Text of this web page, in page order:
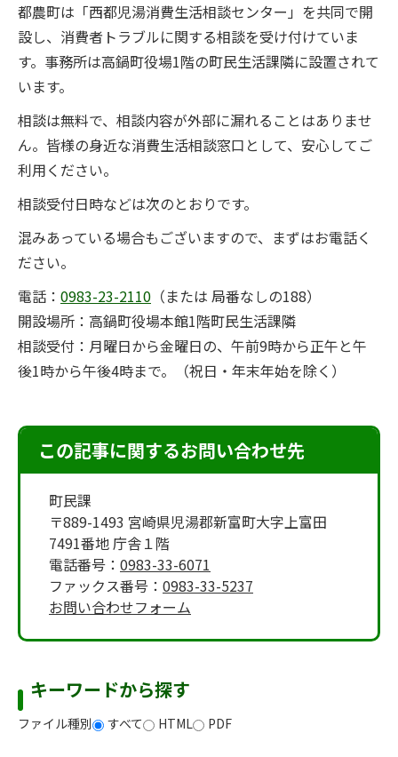
都農町は「西都児湯消費生活相談センター」を共同で開
設し、消費者トラブルに関する相談を受け付けていま
す。事務所は高鍋町役場1階の町民生活課隣に設置されて
います。
相談は無料で、相談内容が外部に漏れることはありませ
ん。皆様の身近な消費生活相談窓口として、安心してご
利用ください。
相談受付日時などは次のとおりです。
混みあっている場合もございますので、まずはお電話く
ださい。
電話： 0983-23-2110 （または 局番なしの188）
開設場所：高鍋町役場本館1階町民生活課隣
相談受付：月曜日から金曜日の、午前9時から正午と午
後1時から午後4時まで。（祝日・年末年始を除く）
この記事に関するお問い合わせ先
町民課
〒889-1493 宮崎県児湯郡新富町大字上富田
7491番地 庁舎１階
電話番号： 0983-33-6071
ファックス番号： 0983-33-5237
お問い合わせフォーム
キーワードから探す
ファイル種別 すべて HTML PDF